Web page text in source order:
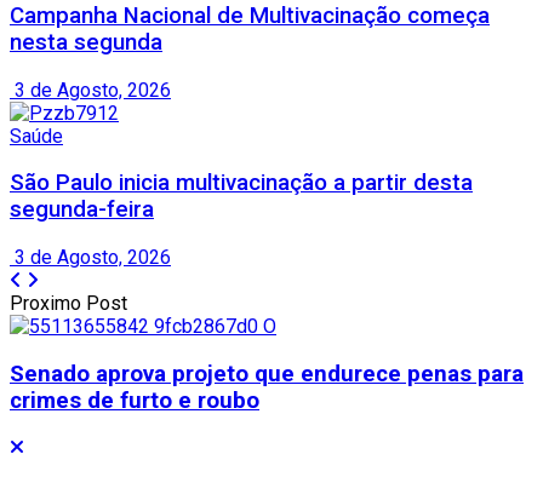
Campanha Nacional de Multivacinação começa
nesta segunda
3 de Agosto, 2026
Saúde
São Paulo inicia multivacinação a partir desta
segunda-feira
3 de Agosto, 2026
Proximo Post
Senado aprova projeto que endurece penas para
crimes de furto e roubo